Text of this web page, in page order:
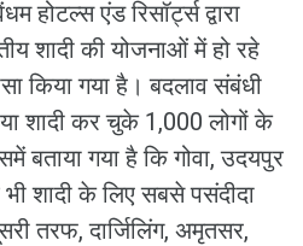
होटल्स एंड रिसॉर्ट्स द्वारा
शादी की योजनाओं में हो रहे
किया गया है। बदलाव संबंधी
या शादी कर चुके 1,000 लोगों के
बताया गया है कि गोवा, उदयपुर
शादी के लिए सबसे पसंदीदा
तरफ, दार्जिलिंग, अमृतसर,